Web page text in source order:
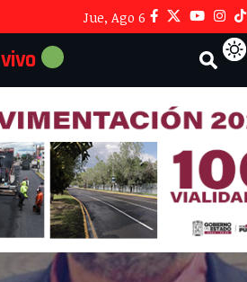
Jue, Ago 6